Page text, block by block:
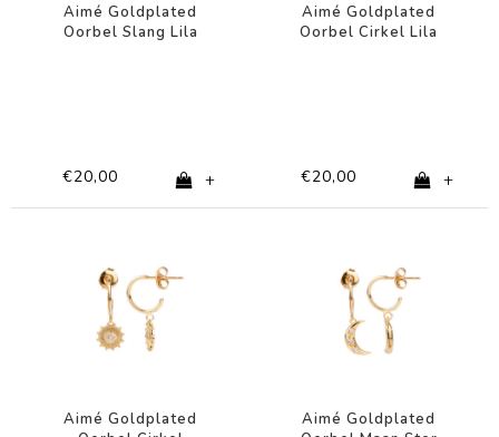
Aimé Goldplated
Oorbel Slang Lila
€20,00 +
Aimé Goldplated
Oorbel Cirkel Lila
€20,00 +
Aimé Goldplated
Aimé Goldplated